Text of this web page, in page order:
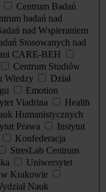
Centrum Badań
badań nad
nad Wspieraniem
Stosowanych nad
CARE-BEH
Centrum Studiów
Wiedzy
Dział
Emotion
Viadrina
Health
Humanistycznych
Prawa
Instytut
Konfederacja
StresLab Centrum
Uniwersytet
w Krakowie
Nauk